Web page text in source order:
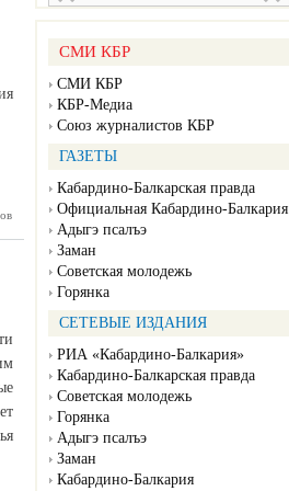
СМИ КБР
СМИ КБР
КБР-Медиа
Союз журналистов КБР
ГАЗЕТЫ
Кабардино-Балкарская правда
Официальная Кабардино-Балкария
Адыгэ псалъэ
Заман
Советская молодежь
Горянка
СЕТЕВЫЕ ИЗДАНИЯ
РИА «Кабардино-Балкария»
Кабардино-Балкарская правда
Советская молодежь
Горянка
Адыгэ псалъэ
Заман
Кабардино-Балкария
Коков